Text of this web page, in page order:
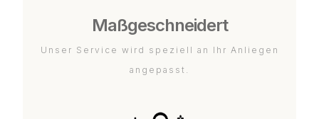
Maßgeschneidert
Unser Service wird speziell an Ihr Anliegen
angepasst.